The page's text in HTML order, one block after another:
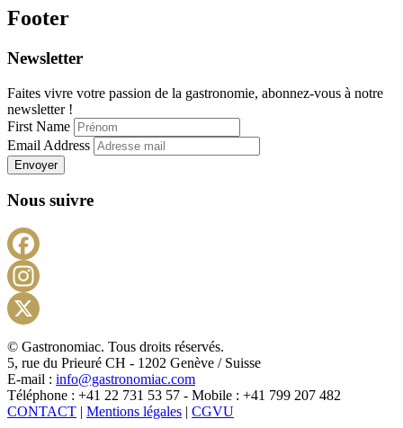
Footer
Newsletter
Faites vivre votre passion de la gastronomie, abonnez-vous à notre
newsletter !
First Name
Email Address
Envoyer
Nous suivre
X
© Gastronomiac. Tous droits réservés.
5, rue du Prieuré CH - 1202 Genève / Suisse
E-mail : info@gastronomiac.com
Téléphone : +41 22 731 53 57 - Mobile : +41 799 207 482
CONTACT | Mentions légales | CGVU